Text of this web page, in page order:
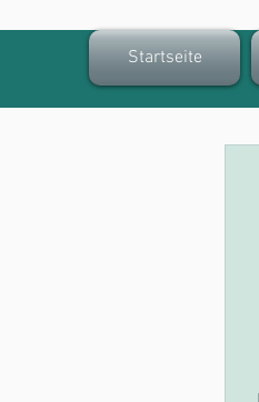
Startseite